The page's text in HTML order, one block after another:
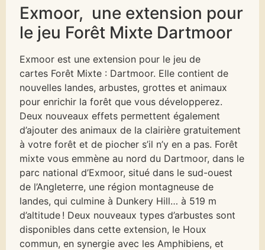
Exmoor, une extension pour
le jeu Forêt Mixte Dartmoor
Exmoor est une extension pour le jeu de
cartes Forêt Mixte : Dartmoor. Elle contient de
nouvelles landes, arbustes, grottes et animaux
pour enrichir la forêt que vous développerez.
Deux nouveaux effets permettent également
d’ajouter des animaux de la clairière gratuitement
à votre forêt et de piocher s’il n’y en a pas. Forêt
mixte vous emmène au nord du Dartmoor, dans le
parc national d’Exmoor, situé dans le sud-ouest
de l’Angleterre, une région montagneuse de
landes, qui culmine à Dunkery Hill… à 519 m
d’altitude ! Deux nouveaux types d’arbustes sont
disponibles dans cette extension, le Houx
commun, en synergie avec les Amphibiens, et